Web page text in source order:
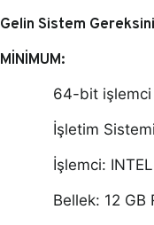
Gelin Sistem
MİNİMUM:
64-bit i
İşletim
İşlemci:
Bellek: 12 GB